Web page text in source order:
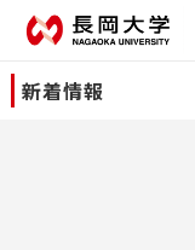
新着情報